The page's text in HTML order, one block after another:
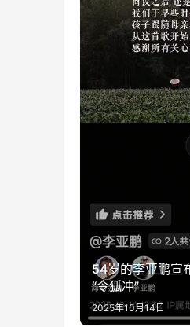
54岁的李亚鹏宣
“令狐冲”
2025年10月14日